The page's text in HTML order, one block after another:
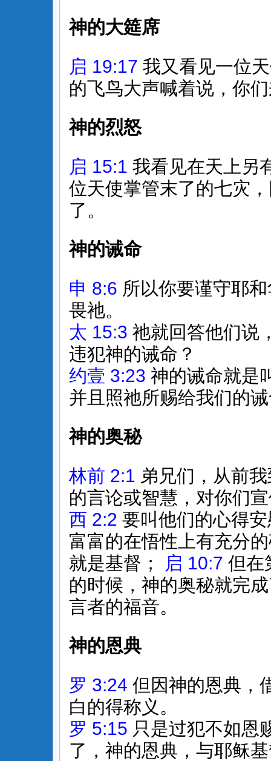
神的大筵席
启 19:17 我又看见一位
的飞鸟大声喊着说，你
神的烈怒
启 15:1 我看见在天上另
位天使掌管末了的七灾
了。
神的诫命
申 8:6 所以你要谨守耶
畏祂。
太 15:3 祂就回答他们说
违犯神的诫命？
约壹 3:23 神的诫命就是
并且照祂所赐给我们的
神的奥秘
林前 2:1 弟兄们，从前
的言论或智慧，对你们
西 2:2 要叫他们的心得
富富的在悟性上有充分
就是基督；
启 10:7 但在
的时候，神的奥秘就完
言者的福音。
神的恩典
罗 3:24 但因神的恩典，
白的得称义。
罗 5:15 只是过犯不如恩
了，神的恩典，与耶稣